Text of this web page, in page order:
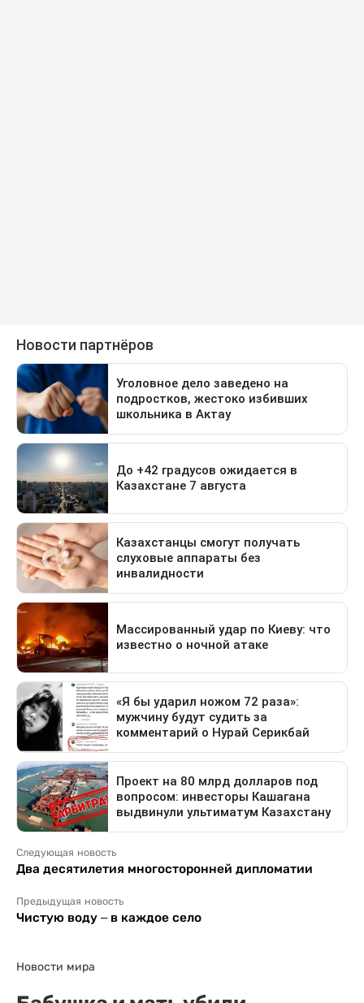
Следующая новость
Два десятилетия многосторонней дипломатии
Предыдущая новость
Чистую воду – в каждое село
Новости мира